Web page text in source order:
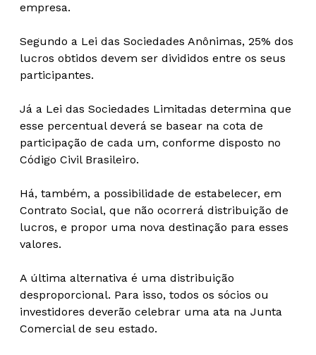
empresa.
Segundo a Lei das Sociedades Anônimas, 25% dos
lucros obtidos devem ser divididos entre os seus
participantes.
Já a Lei das Sociedades Limitadas determina que
esse percentual deverá se basear na cota de
participação de cada um, conforme disposto no
Código Civil Brasileiro.
Há, também, a possibilidade de estabelecer, em
Contrato Social, que não ocorrerá distribuição de
lucros, e propor uma nova destinação para esses
valores.
A última alternativa é uma distribuição
desproporcional. Para isso, todos os sócios ou
investidores deverão celebrar uma ata na Junta
Comercial de seu estado.